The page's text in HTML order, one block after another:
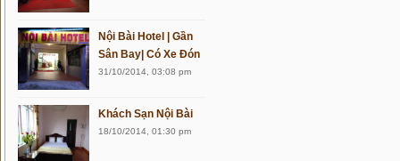
Nội Bài Hotel | Gần
Sân Bay| Có Xe Đón
31/10/2014, 03:08 pm
Khách Sạn Nội Bài
18/10/2014, 01:30 pm